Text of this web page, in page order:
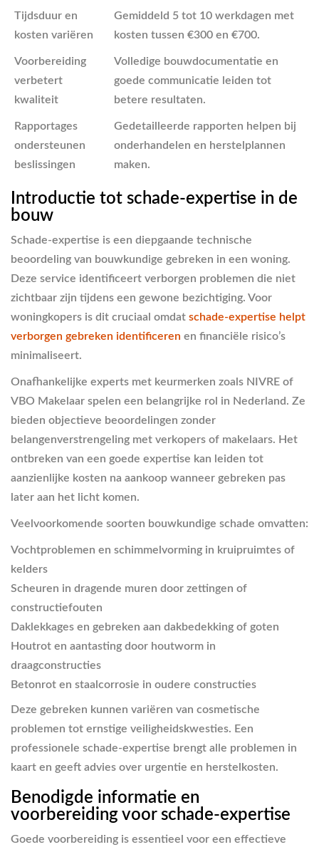
Tijdsduur en
kosten variëren
Gemiddeld 5 tot 10 werkdagen met
kosten tussen €300 en €700.
Voorbereiding
verbetert
kwaliteit
Volledige bouwdocumentatie en
goede communicatie leiden tot
betere resultaten.
Rapportages
ondersteunen
beslissingen
Gedetailleerde rapporten helpen bij
onderhandelen en herstelplannen
maken.
Introductie tot schade-expertise in de
bouw
Schade-expertise is een diepgaande technische
beoordeling van bouwkundige gebreken in een woning.
Deze service identificeert verborgen problemen die niet
zichtbaar zijn tijdens een gewone bezichtiging. Voor
woningkopers is dit cruciaal omdat schade-expertise helpt
verborgen gebreken identificeren en financiële risico’s
minimaliseert.
Onafhankelijke experts met keurmerken zoals NIVRE of
VBO Makelaar spelen een belangrijke rol in Nederland. Ze
bieden objectieve beoordelingen zonder
belangenverstrengeling met verkopers of makelaars. Het
ontbreken van een goede expertise kan leiden tot
aanzienlijke kosten na aankoop wanneer gebreken pas
later aan het licht komen.
Veelvoorkomende soorten bouwkundige schade omvatten:
Vochtproblemen en schimmelvorming in kruipruimtes of
kelders
Scheuren in dragende muren door zettingen of
constructiefouten
Daklekkages en gebreken aan dakbedekking of goten
Houtrot en aantasting door houtworm in
draagconstructies
Betonrot en staalcorrosie in oudere constructies
Deze gebreken kunnen variëren van cosmetische
problemen tot ernstige veiligheidskwesties. Een
professionele schade-expertise brengt alle problemen in
kaart en geeft advies over urgentie en herstelkosten.
Benodigde informatie en
voorbereiding voor schade-expertise
Goede voorbereiding is essentieel voor een effectieve